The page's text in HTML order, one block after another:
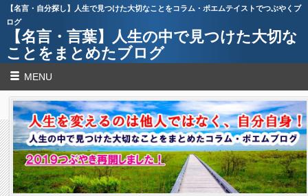
【名言・自分探し】人生で見つけた大切なことをコラム・ポエムテイストでつぶやくブ
ログ
【名言・言葉】人生の中で見つけた大切な
ことをまとめたブログ
MENU